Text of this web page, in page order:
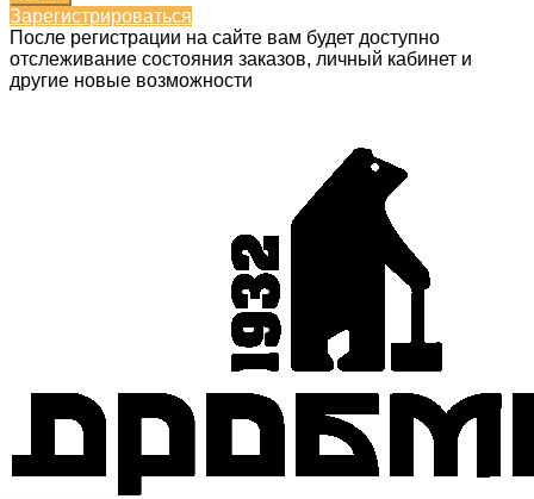
Зарегистрироваться
После регистрации на сайте вам будет доступно
отслеживание состояния заказов, личный кабинет и
другие новые возможности